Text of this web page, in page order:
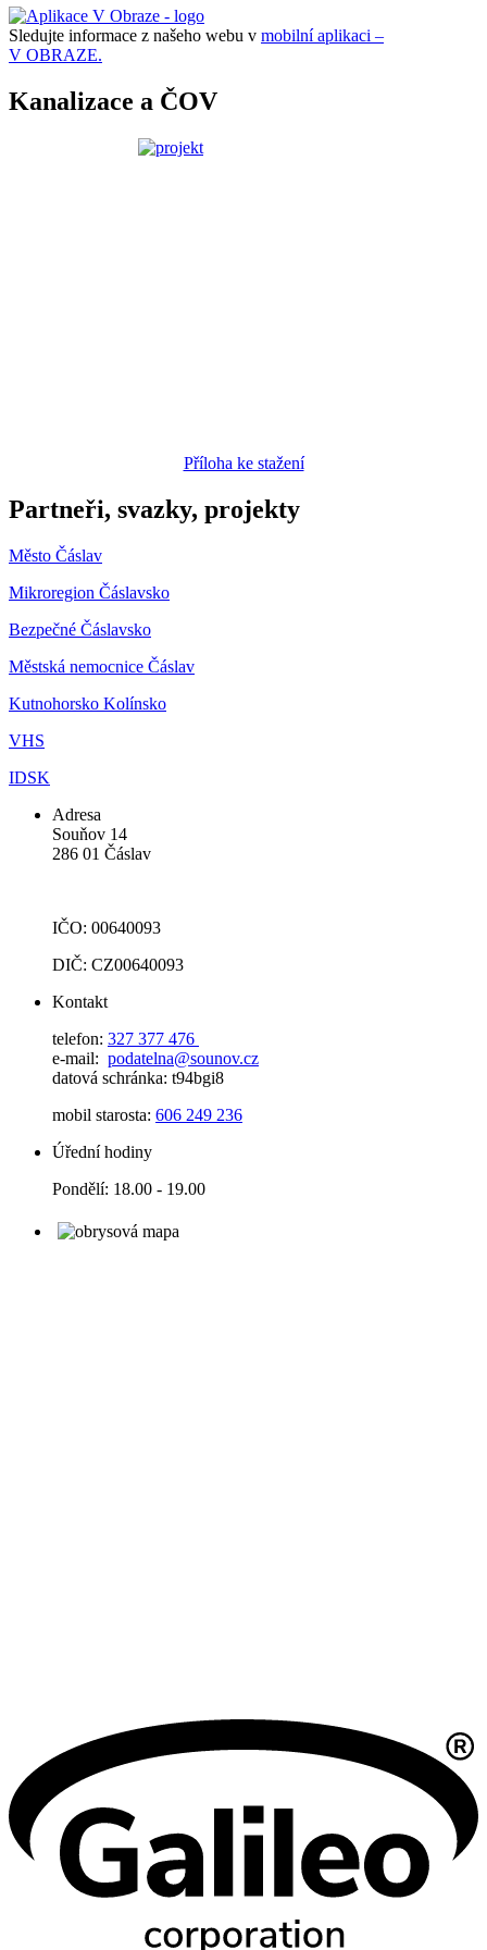
Sledujte informace z našeho webu v mobilní aplikaci –
V OBRAZE.
Kanalizace a ČOV
Příloha ke stažení
Partneři, svazky, projekty
Město Čáslav
Mikroregion Čáslavsko
Bezpečné Čáslavsko
Městská nemocnice Čáslav
Kutnohorsko Kolínsko
VHS
IDSK
Adresa
Souňov 14
286 01 Čáslav
IČO: 00640093
DIČ: CZ00640093
Kontakt
telefon: 327 377 476
e-mail: podatelna@sounov.cz
datová schránka: t94bgi8
mobil starosta: 606 249 236
Úřední hodiny
Pondělí: 18.00 - 19.00